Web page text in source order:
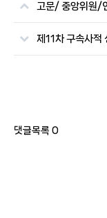
고문/ 중앙위원/
제11차 구속사적
댓글목록 0